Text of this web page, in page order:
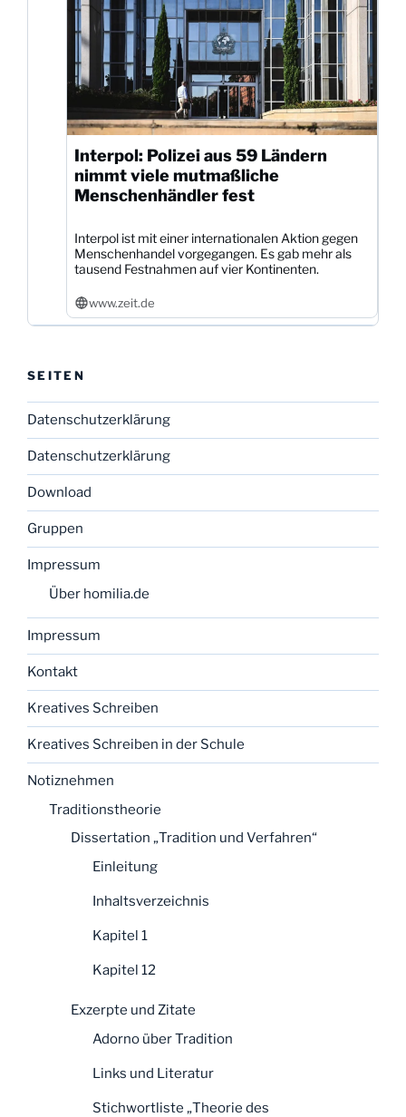
Interpol: Polizei aus 59 Ländern
nimmt viele mutmaßliche
Menschenhändler fest
Interpol ist mit einer internationalen Aktion gegen
Menschenhandel vorgegangen. Es gab mehr als
tausend Festnahmen auf vier Kontinenten.
www.zeit.de
SEITEN
Datenschutzerklärung
Datenschutzerklärung
Download
Gruppen
Impressum
Über homilia.de
Impressum
Kontakt
Kreatives Schreiben
Kreatives Schreiben in der Schule
Notiznehmen
Traditionstheorie
Dissertation „Tradition und Verfahren“
Einleitung
Inhaltsverzeichnis
Kapitel 1
Kapitel 12
Exzerpte und Zitate
Adorno über Tradition
Links und Literatur
Stichwortliste „Theorie des